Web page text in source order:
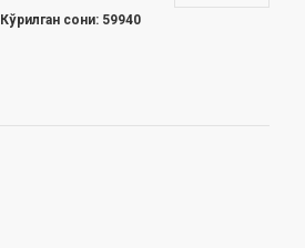
Кўрилган сони: 59940